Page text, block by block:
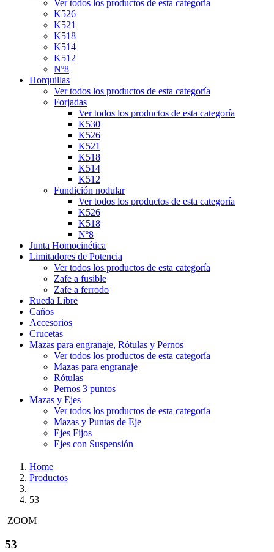
Ver todos los productos de esta categoría
K526
K521
K518
K514
K512
Nº8
Horquillas
Ver todos los productos de esta categoría
Forjadas
Ver todos los productos de esta categoría
K530
K526
K521
K518
K514
K512
Fundición nodular
Ver todos los productos de esta categoría
K526
K518
Nº8
Junta Homocinética
Limitadores de Potencia
Ver todos los productos de esta categoría
Zafe a fusible
Zafe a ferrodo
Rueda Libre
Caños
Accesorios
Crucetas
Mazas para engranaje, Rótulas y Pernos
Ver todos los productos de esta categoría
Mazas para engranaje
Rótulas
Pernos 3 puntos
Mazas y Ejes
Ver todos los productos de esta categoría
Mazas y Puntas de Eje
Ejes Fijos
Ejes con Suspensión
Home
Productos
53
ZOOM
53